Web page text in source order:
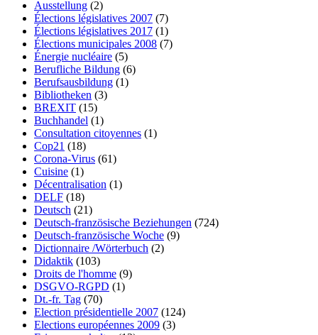
Ausstellung (2)
Élections législatives 2007 (7)
Élections législatives 2017 (1)
Élections municipales 2008 (7)
Énergie nucléaire (5)
Berufliche Bildung (6)
Berufsausbildung (1)
Bibliotheken (3)
BREXIT (15)
Buchhandel (1)
Consultation citoyennes (1)
Cop21 (18)
Corona-Virus (61)
Cuisine (1)
Décentralisation (1)
DELF (18)
Deutsch (21)
Deutsch-französische Beziehungen (724)
Deutsch-französische Woche (9)
Dictionnaire /Wörterbuch (2)
Didaktik (103)
Droits de l'homme (9)
DSGVO-RGPD (1)
Dt.-fr. Tag (70)
Election présidentielle 2007 (124)
Elections européennes 2009 (3)